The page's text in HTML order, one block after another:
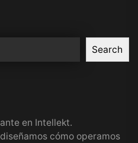
Search
en Intellekt.
cómo operamos